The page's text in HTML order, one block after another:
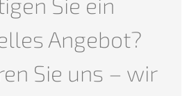
Angebot?
Sie uns – wir